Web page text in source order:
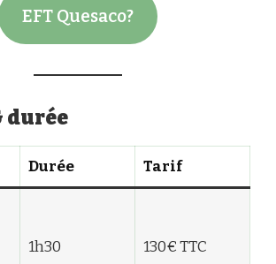
EFT Quesaco?
durée
Durée Tarif
1h30 130€ TTC